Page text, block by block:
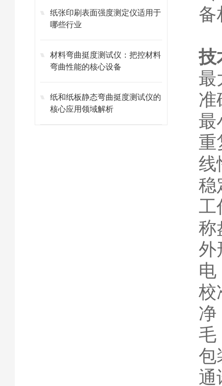
纸张印刷表面强度测定仪适用于
哪些行业
材料弯曲挺度测试仪：把控材料
弯曲性能的核心设备
纸和纸板静态弯曲挺度测试仪的
核心应用领域解析
备
技
最
准
最
重
线
稳
工
称
外
校
通